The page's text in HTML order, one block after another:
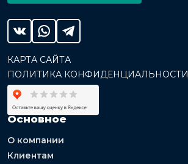
КАРТА САЙТА
ПОЛИТИКА КОНФИДЕНЦИАЛЬНОСТИ
Основное
О компании
Клиентам